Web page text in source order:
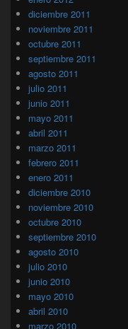
diciembre 2011
noviembre 2011
octubre 2011
septiembre 2011
agosto 2011
julio 2011
junio 2011
mayo 2011
abril 2011
marzo 2011
febrero 2011
enero 2011
diciembre 2010
noviembre 2010
octubre 2010
septiembre 2010
agosto 2010
julio 2010
junio 2010
mayo 2010
abril 2010
marzo 2010